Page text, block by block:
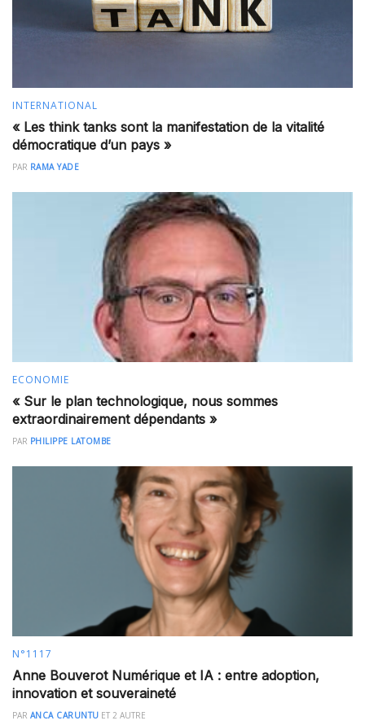
INTERNATIONAL
« Les think tanks sont la manifestation de la vitalité
démocratique d’un pays »
PAR RAMA YADE
ECONOMIE
« Sur le plan technologique, nous sommes
extraordinairement dépendants »
PAR PHILIPPE LATOMBE
N°1117
Anne Bouverot Numérique et IA : entre adoption,
innovation et souveraineté
PAR ANCA CARUNTU ET 2 AUTRE